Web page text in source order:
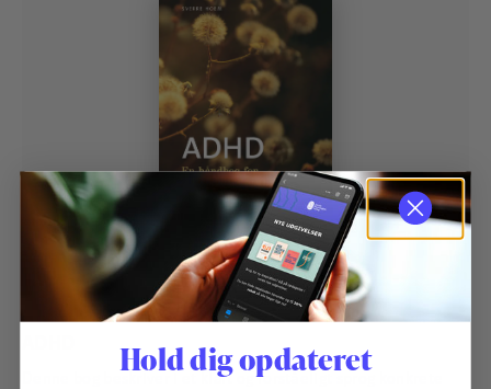
Sverre Hoem
Denne bog beskriver i et klart og forståeligt sprog konkrete
Hold dig opdateret